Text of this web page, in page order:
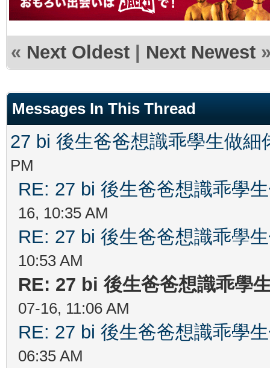
« Next Oldest | Next Newest
Messages In This Thread
27 bi 後生爸爸想識乖學生做細
PM
RE: 27 bi 後生爸爸想識乖學
16, 10:35 AM
RE: 27 bi 後生爸爸想識乖學
10:53 AM
RE: 27 bi 後生爸爸想識乖學
07-16, 11:06 AM
RE: 27 bi 後生爸爸想識乖學
06:35 AM